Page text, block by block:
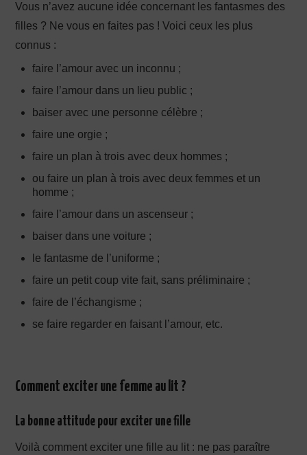
Vous n’avez aucune idée concernant les fantasmes des
filles ? Ne vous en faites pas ! Voici ceux les plus
connus :
faire l’amour avec un inconnu ;
faire l’amour dans un lieu public ;
baiser avec une personne célèbre ;
faire une orgie ;
faire un plan à trois avec deux hommes ;
ou faire un plan à trois avec deux femmes et un
homme ;
faire l’amour dans un ascenseur ;
baiser dans une voiture ;
le fantasme de l’uniforme ;
faire un petit coup vite fait, sans préliminaire ;
faire de l’échangisme ;
se faire regarder en faisant l’amour, etc.
Comment exciter une femme au lit ?
La bonne attitude pour exciter une fille
Voilà comment exciter une fille au lit : ne pas paraître